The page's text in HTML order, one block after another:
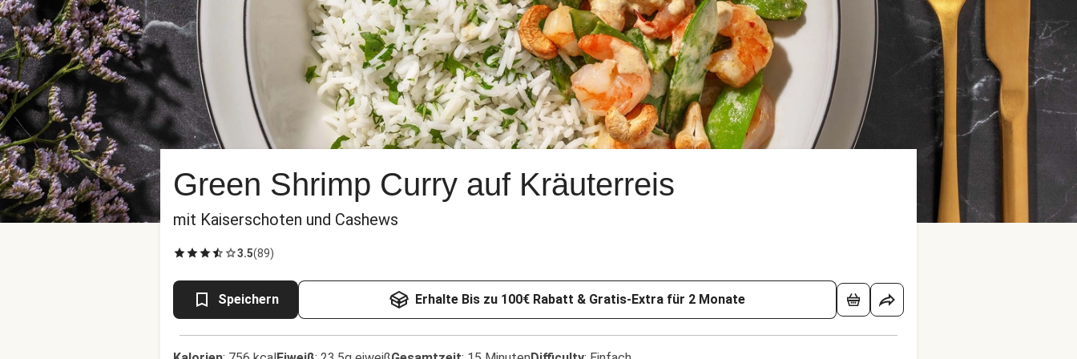
Green Shrimp Curry auf Kräuterreis
mit Kaiserschoten und Cashews
3.5(89)
Speichern Erhalte Bis zu 100€ Rabatt & Gratis-Extra für 2 Monate